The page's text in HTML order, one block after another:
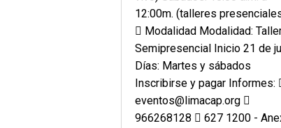
12:00m. (talleres
 Modalidad Modalidad:
Semipresencial Inicio 21 de
Días: Martes y sábados
Inscribirse y pagar Informes:
eventos@limacap.org 
966268128  627 1200 -